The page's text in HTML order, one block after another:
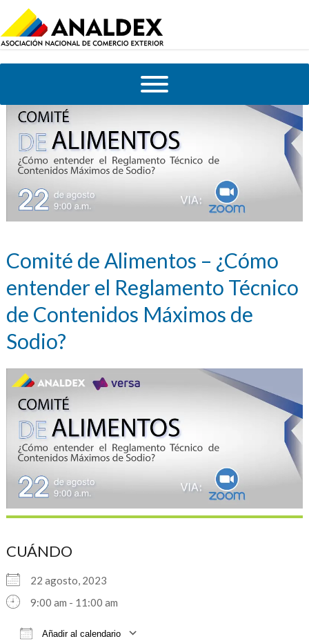
Comité de Alimentos – ¿Cómo
entender el Reglamento Técnico
de Contenidos Máximos de
Sodio?
CUÁNDO
22 agosto, 2023
9:00 am - 11:00 am
Añadir al calendario